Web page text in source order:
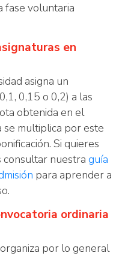
fase voluntaria
en
asigna un
0,15 o 0,2) a las
obtenida en el
se multiplica por este
Si quieres
consultar nuestra guía
para aprender a
ordinaria
por lo general